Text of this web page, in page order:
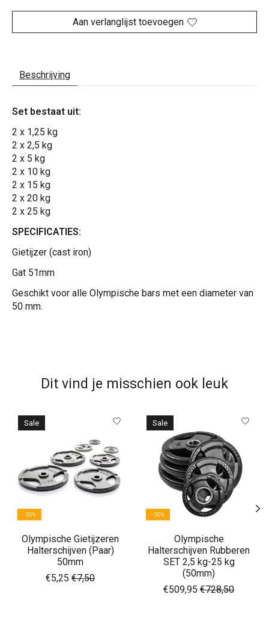
Aan verlanglijst toevoegen
Beschrijving
Set bestaat uit:
2 x 1,25 kg
2 x 2,5 kg
2 x 5 kg
2 x 10 kg
2 x 15 kg
2 x 20 kg
2 x 25 kg
SPECIFICATIES:
Gietijzer (cast iron)
Gat 51mm
Geschikt voor alle Olympische bars met een diameter van
50 mm.
Dit vind je misschien ook leuk
Items van productcarrousel
Sale
Olympische Gietijzeren
Halterschijven (Paar)
50mm
€5,25 €7,50
Sale
Olympische
Halterschijven Rubberen
SET 2,5 kg-25 kg
(50mm)
€509,95 €728,50